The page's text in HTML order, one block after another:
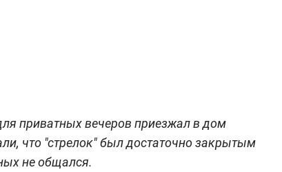
приватных вечеров приезжал в дом
что "стрелок" был достаточно закрытым
не общался.